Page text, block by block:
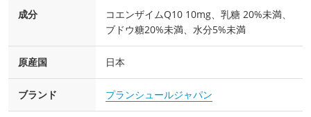
成分
コエンザイムQ10 10mg、乳糖 20%未満、
ブドウ糖20%未満、水分5%未満
原産国 日本
ブランド プランシュールジャパン